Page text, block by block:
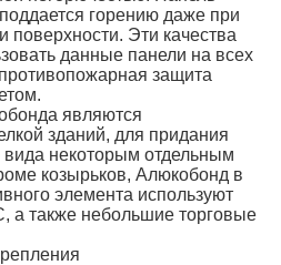
горению даже при
поверхности. Эти качества
данные панели на всех
защита
являются
зданий, для придания
вида некоторым отдельным
козырьков, Алюкобонд в
элемента используют
а также небольшие торговые